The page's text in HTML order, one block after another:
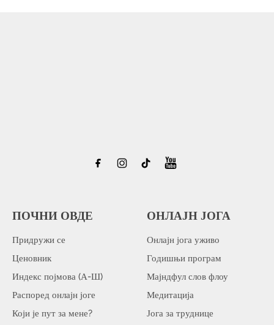
ПОЧНИ ОВДЕ
Придружи се
Ценовник
Индекс појмова (А-Ш)
Распоред онлајн јоге
Који је пут за мене?
ОНЛАЈН ЈОГА
Онлајн јога уживо
Годишњи програм
Мајндфул слов флоу
Медитација
Јога за труднице